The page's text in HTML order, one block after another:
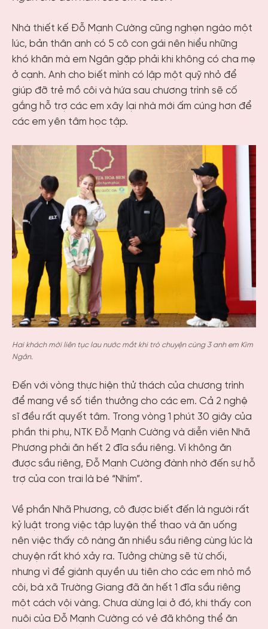
Nhà thiết kế Đỗ Mạnh Cường cũng nghẹn ngào một
lúc, bản thân anh có 5 cô con gái nên hiểu những
khó khăn mà em Ngân gặp phải khi không có cha mẹ
ở cạnh. Anh cho biết mình có lập một quỹ nhỏ để
giúp đỡ trẻ mồ côi và hứa sau chương trình sẽ cố
gắng hỗ trợ các em xây lại nhà mới ấm cúng hơn để
các em yên tâm học tập.
Hai khách mời liên tục lau nước mắt khi trò chuyện cùng 3 anh em Kim
Ngân.
Đến với vòng thực hiện thử thách của chương trình
để mang về số tiền thưởng cho các em. Cả 2 nghệ
sĩ đều rất quyết tâm. Trong vòng 1 phút 30 giây của
phần thi phụ, NTK Đỗ Mạnh Cường và diễn viên Nhã
Phương phải ăn hết 2 đĩa sầu riêng. Vì không ăn
được sầu riêng, Đỗ Mạnh Cường đành nhờ đến sự hỗ
trợ của con trai là bé “Nhím”.
Về phần Nhã Phương, cô được biết đến là người rất
kỷ luật trong việc tập luyện thể thao và ăn uống
nên việc thấy cô nàng ăn nhiều sầu riêng cùng lúc là
chuyện rất khó xảy ra. Tưởng chừng sẽ từ chối,
nhưng vì để giành quyền ưu tiên cho các em nhỏ mồ
côi, bà xã Trường Giang đã ăn hết 1 đĩa sầu riêng
một cách vội vàng. Chưa dừng lại ở đó, khi thấy con
nuôi của Đỗ Mạnh Cường có vẻ đã không thể ăn